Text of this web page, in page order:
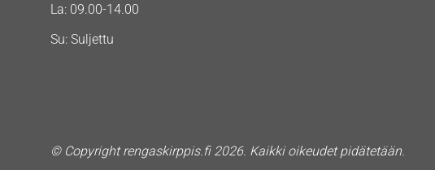
La: 09.00-14.00
Su: Suljettu
© Copyright rengaskirppis.fi 2026. Kaikki oikeudet pidätetään.